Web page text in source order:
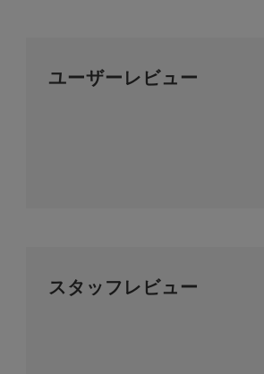
ユーザーレビュー
スタッフレビュー